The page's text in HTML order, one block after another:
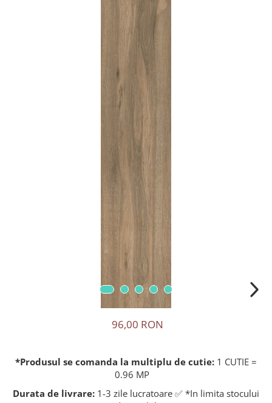
96,00 RON
*Produsul se comanda la multiplu de cutie: 1 CUTIE =
0.96 MP
Durata de livrare: 1-3 zile lucratoare ✅ *In limita stocului